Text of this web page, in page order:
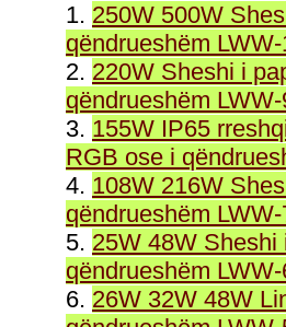
1. 250W 500W
qëndrueshëm
2. 220W Sheshi i
qëndrueshëm
3. 155W IP65
RGB ose i
4. 108W 216W
qëndrueshëm
5. 25W 48W
qëndrueshëm
6. 26W 32W 48W